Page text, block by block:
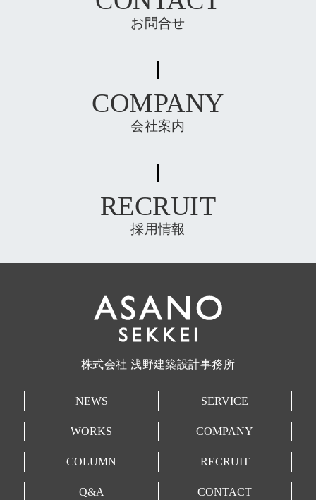
お問合せ
COMPANY
会社案内
RECRUIT
採用情報
株式会社 浅野建築設計事務所
NEWS SERVICE
WORKS COMPANY
COLUMN RECRUIT
Q&A CONTACT